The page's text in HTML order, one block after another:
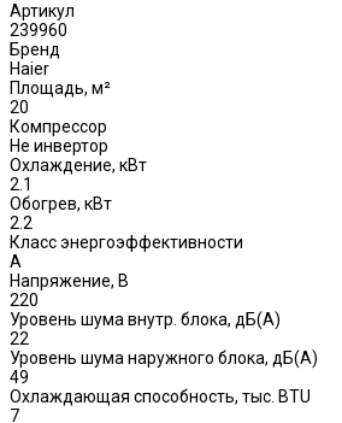
Артикул
239960
Бренд
Haier
Площадь, м²
20
Компрессор
Не инвертор
Охлаждение, кВт
2.1
Обогрев, кВт
2.2
Класс энергоэффективности
A
Напряжение, В
220
Уровень шума внутр. блока, дБ(А)
22
Уровень шума наружного блока, дБ(A)
49
Охлаждающая способность, тыс. BTU
7